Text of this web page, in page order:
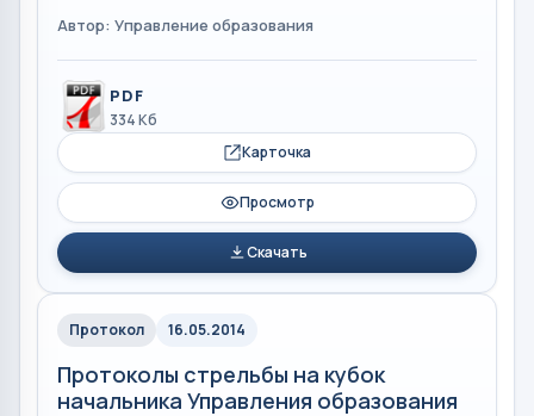
Автор: Управление образования
PDF
334 Кб
Карточка
Просмотр
Скачать
Протокол 16.05.2014
Протоколы стрельбы на кубок
начальника Управления образования